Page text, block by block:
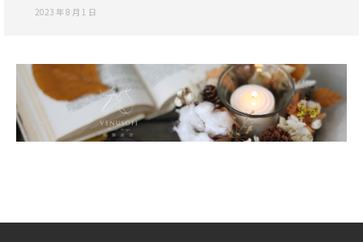
2023 年 8 月 1 日